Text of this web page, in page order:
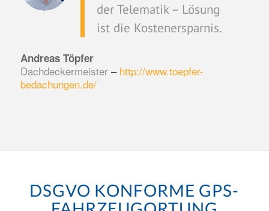
der Telematik – Lösung
ist die Kostenersparnis.
Andreas Töpfer
Dachdeckermeister – http://www.toepfer-
bedachungen.de/
DSGVO KONFORME GPS-